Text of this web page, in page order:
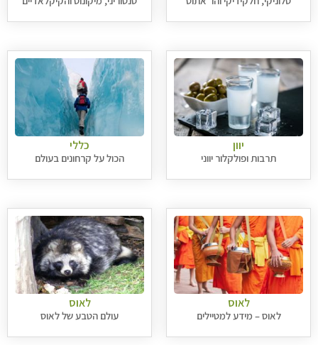
יוון
תרבות ופולקלור יווני
כללי
הכול על קרחונים בעולם
לאוס
לאוס – מידע למטיילים
לאוס
עולם הטבע של לאוס